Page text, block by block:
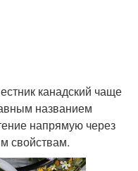
канадский чаще
названием
напрямую через
свойствам.